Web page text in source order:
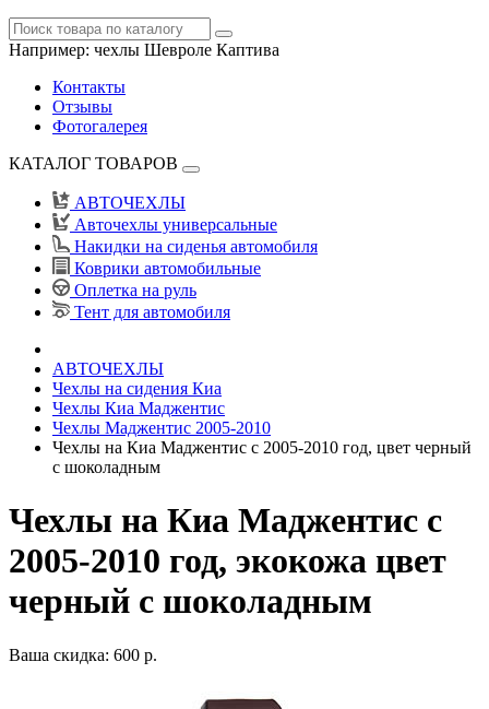
Например: чехлы Шевроле Каптива
Контакты
Отзывы
Фотогалерея
КАТАЛОГ ТОВАРОВ
АВТОЧЕХЛЫ
Авточехлы универсальные
Накидки на сиденья автомобиля
Коврики автомобильные
Оплетка на руль
Тент для автомобиля
АВТОЧЕХЛЫ
Чехлы на сидения Киа
Чехлы Киа Маджентис
Чехлы Маджентис 2005-2010
Чехлы на Киа Маджентис с 2005-2010 год, цвет черный
с шоколадным
Чехлы на Киа Маджентис с
2005-2010 год, экокожа цвет
черный с шоколадным
Ваша скидка: 600 р.